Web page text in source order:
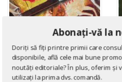
Abonați-vă la
Doriți să fiți printre primii care
disponibile, află cele mai bune
noutăți editoriale? În plus, oferim și
utilizați la prima dvs. comandă.